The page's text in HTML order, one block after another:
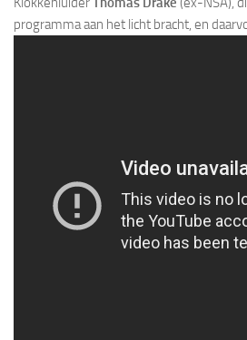
programma aan het licht bracht, en